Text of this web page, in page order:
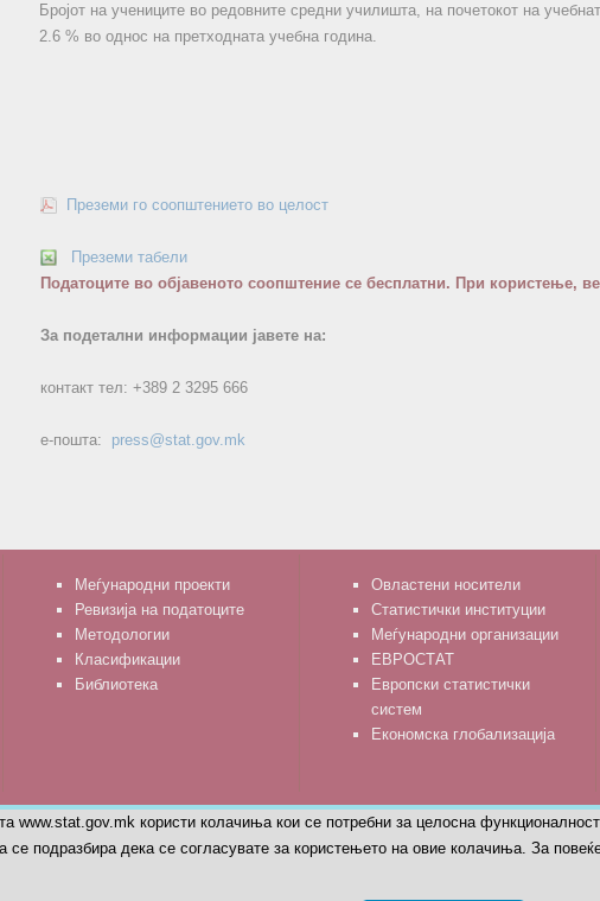
Бројот на учениците во редовните средни училишта, на почетокот на
2.6 % во однос на претходната учебна година.
Преземи го соопштението во целост
Преземи табели
Податоците во објавеното соопштение се бесплатни. При користење,
За подетални информации јавете на:
контакт тел: +389 2 3295 666
е-пошта: press@stat.gov.mk
Меѓународни проекти
Ревизија на податоците
Методологии
Класификации
Библиотека
Овластени носители
Статистички институции
Меѓународни организации
ЕВРОСТАТ
Европски статистички
систем
Економска глобализација
www.stat.gov.mk користи колачиња кои се потребни за целосна
се подразбира дека се согласувате за користењето на овие колачиња. За